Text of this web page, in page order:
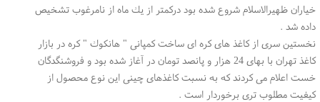
خیاران ظهیرالاسلام شروع شده بود دركمتر از یك ماه از نامرغوب تشخیص
داده شد .
نخستین سری از كاغذ های كره ای ساخت كمپانی " هانكوك " كره در بازار
كاغذ تهران با بهای 24 هزار و پانصد تومان در آغاز شده بود و فروشنگدگان
خست اعلام می كردند كه به نسبت كاغذهای چینی این نوع محصول از
كیفیت مطلوب تری برخوردار است .